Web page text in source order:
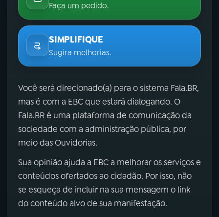
Faça um pedido.
SIMPLIFIQUE
Sugira melhorias.
Você será direcionado(a) para o sistema Fala.BR,
mas é com a EBC que estará dialogando. O
Fala.BR é uma plataforma de comunicação da
sociedade com a administração pública, por
meio das Ouvidorias.
Sua opinião ajuda a EBC a melhorar os serviços e
conteúdos ofertados ao cidadão. Por isso, não
se esqueça de incluir na sua mensagem o link
do conteúdo alvo de sua manifestação.